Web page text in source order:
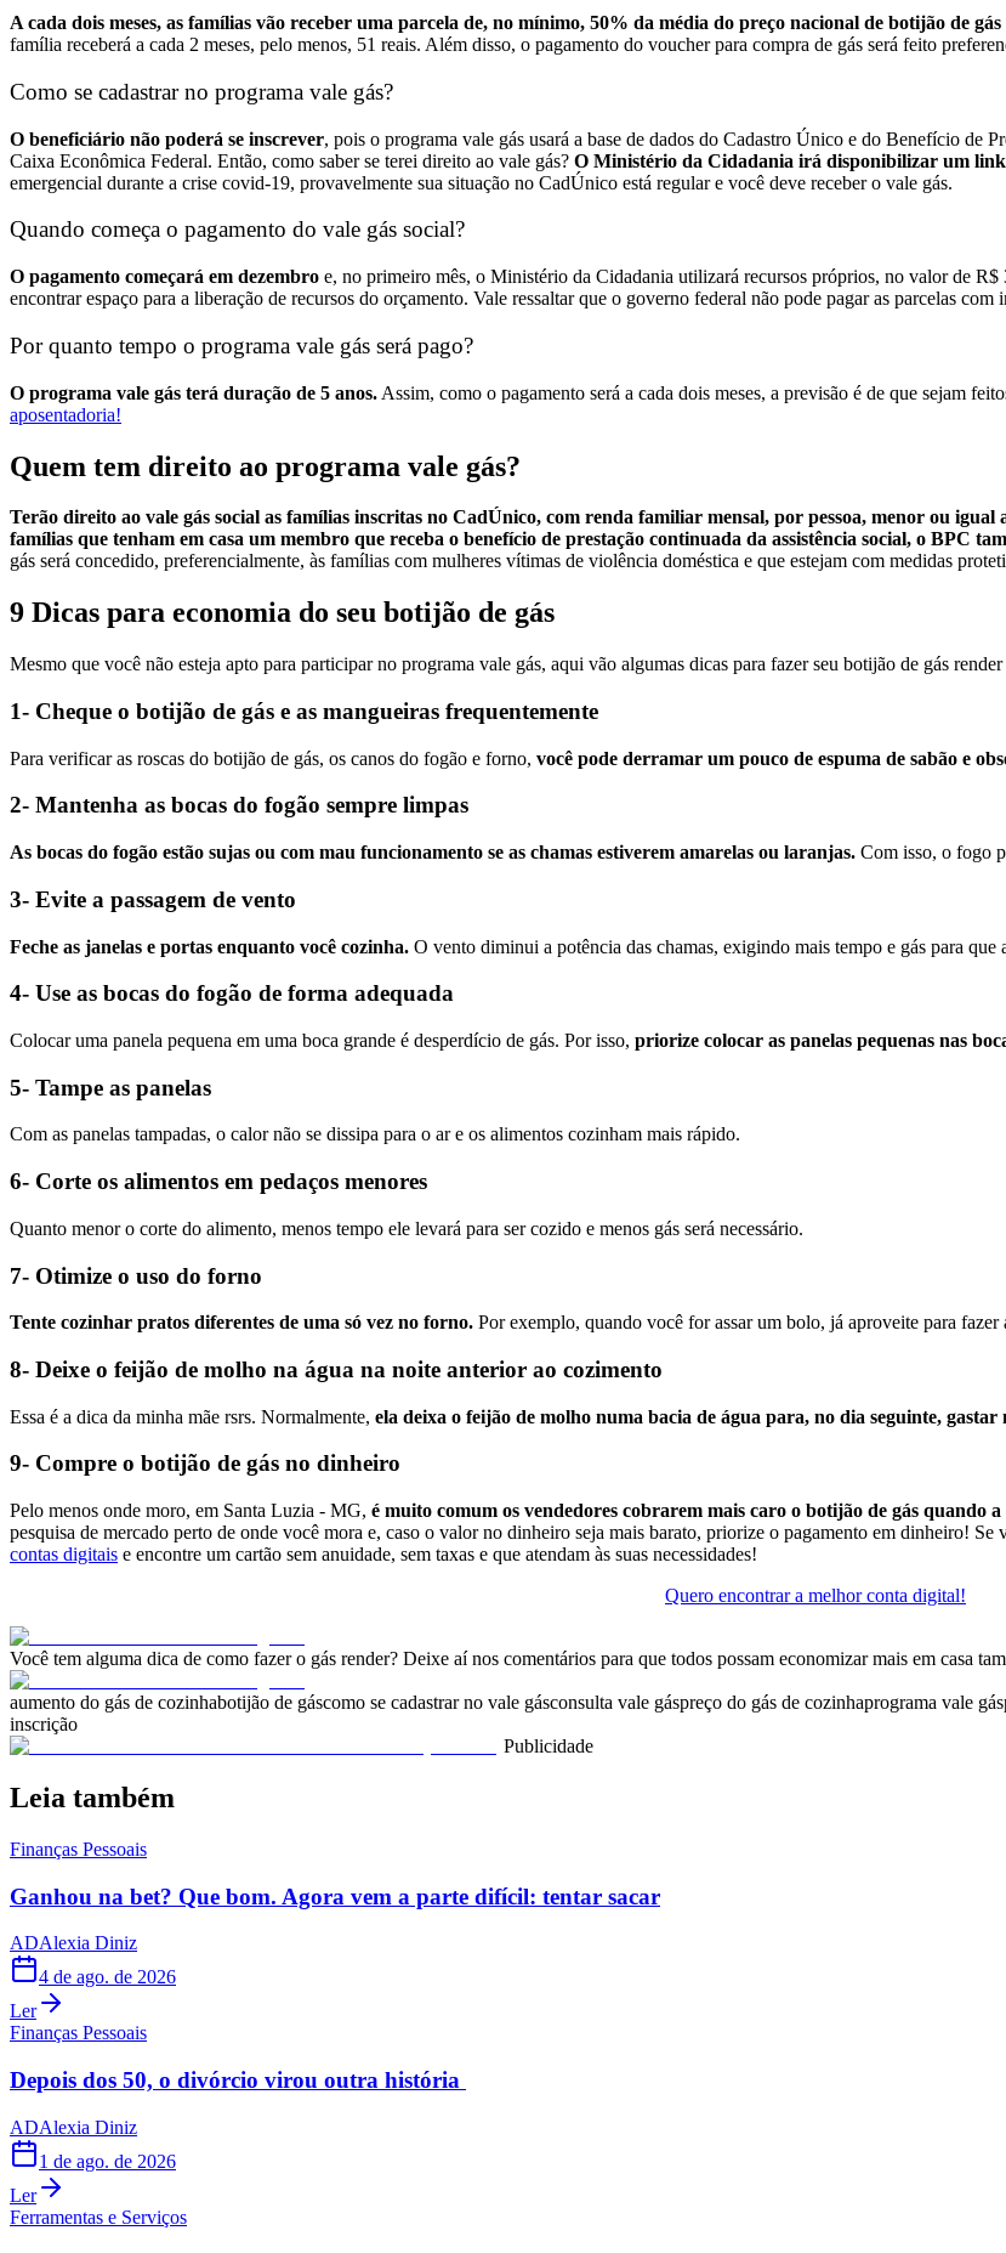
A cada dois meses, as famílias vão receber uma parcela de, no mínimo, 50% da média do preço nacional de botijão de gás
família receberá a cada 2 meses, pelo menos, 51 reais. Além disso, o pagamento do voucher para compra de gás será feito
Como se cadastrar no programa vale gás?
O beneficiário não poderá se inscrever, pois o programa vale gás usará a base de dados do Cadastro Único e do Benefício de
Caixa Econômica Federal. Então, como saber se terei direito ao vale gás? O Ministério da Cidadania irá disponibilizar um link
emergencial durante a crise covid-19, provavelmente sua situação no CadÚnico está regular e você deve receber o vale gás.
Quando começa o pagamento do vale gás social?
O pagamento começará em dezembro e, no primeiro mês, o Ministério da Cidadania utilizará recursos próprios, no valor de
encontrar espaço para a liberação de recursos do orçamento. Vale ressaltar que o governo federal não pode pagar as parcelas com
Por quanto tempo o programa vale gás será pago?
O programa vale gás terá duração de 5 anos. Assim, como o pagamento será a cada dois meses, a previsão é de que sejam
aposentadoria!
Quem tem direito ao programa vale gás?
Terão direito ao vale gás social as famílias inscritas no CadÚnico, com renda familiar mensal, por pessoa, menor ou
famílias que tenham em casa um membro que receba o benefício de prestação continuada da assistência social, o BPC
gás será concedido, preferencialmente, às famílias com mulheres vítimas de violência doméstica e que estejam com medidas
9 Dicas para economia do seu botijão de gás
Mesmo que você não esteja apto para participar no programa vale gás, aqui vão algumas dicas para fazer seu botijão de gás
1- Cheque o botijão de gás e as mangueiras frequentemente
Para verificar as roscas do botijão de gás, os canos do fogão e forno, você pode derramar um pouco de espuma de sabão e
2- Mantenha as bocas do fogão sempre limpas
As bocas do fogão estão sujas ou com mau funcionamento se as chamas estiverem amarelas ou laranjas. Com isso, o fogo
3- Evite a passagem de vento
Feche as janelas e portas enquanto você cozinha. O vento diminui a potência das chamas, exigindo mais tempo e gás para que
4- Use as bocas do fogão de forma adequada
Colocar uma panela pequena em uma boca grande é desperdício de gás. Por isso, priorize colocar as panelas pequenas nas
5- Tampe as panelas
Com as panelas tampadas, o calor não se dissipa para o ar e os alimentos cozinham mais rápido.
6- Corte os alimentos em pedaços menores
Quanto menor o corte do alimento, menos tempo ele levará para ser cozido e menos gás será necessário.
7- Otimize o uso do forno
Tente cozinhar pratos diferentes de uma só vez no forno. Por exemplo, quando você for assar um bolo, já aproveite para
8- Deixe o feijão de molho na água na noite anterior ao cozimento
Essa é a dica da minha mãe rsrs. Normalmente, ela deixa o feijão de molho numa bacia de água para, no dia seguinte,
9- Compre o botijão de gás no dinheiro
Pelo menos onde moro, em Santa Luzia - MG, é muito comum os vendedores cobrarem mais caro o botijão de gás quando
pesquisa de mercado perto de onde você mora e, caso o valor no dinheiro seja mais barato, priorize o pagamento em dinheiro! Se
contas digitais e encontre um cartão sem anuidade, sem taxas e que atendam às suas necessidades!
Quero encontrar a melhor conta digital!
Você tem alguma dica de como fazer o gás render? Deixe aí nos comentários para que todos possam economizar mais em casa
aumento do gás de cozinhabotijão de gáscomo se cadastrar no vale gásconsulta vale gáspreço do gás de cozinhaprograma vale gás
inscrição
Publicidade
Leia também
Finanças Pessoais
Ganhou na bet? Que bom. Agora vem a parte difícil: tentar sacar
ADAlexia Diniz
4 de ago. de 2026
Ler
Finanças Pessoais
Depois dos 50, o divórcio virou outra história
ADAlexia Diniz
1 de ago. de 2026
Ler
Ferramentas e Serviços